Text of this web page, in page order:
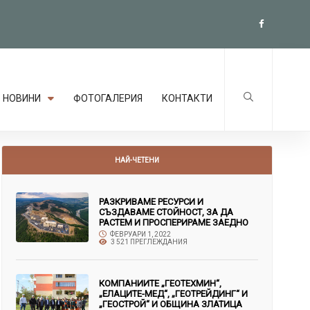
НОВИНИ ФОТОГАЛЕРИЯ КОНТАКТИ
НАЙ-ЧЕТЕНИ
РАЗКРИВАМЕ РЕСУРСИ И
СЪЗДАВАМЕ СТОЙНОСТ, ЗА ДА
РАСТЕМ И ПРОСПЕРИРАМЕ ЗАЕДНО
ФЕВРУАРИ 1, 2022
3 521 ПРЕГЛЕЖДАНИЯ
КОМПАНИИТЕ „ГЕОТЕХМИН“,
„ЕЛАЦИТЕ-МЕД“, „ГЕОТРЕЙДИНГ“ И
„ГЕОСТРОЙ“ И ОБЩИНА ЗЛАТИЦА